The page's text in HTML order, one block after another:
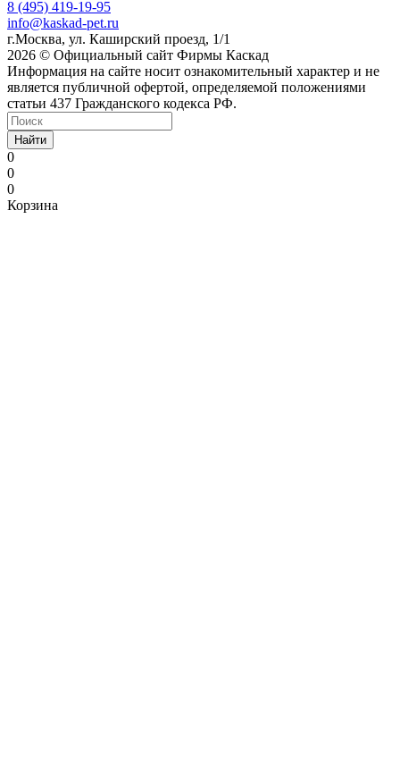
8 (495) 419-19-95
info@kaskad-pet.ru
г.Москва, ул. Каширский проезд, 1/1
2026 © Официальный сайт Фирмы Каскад
Информация на сайте носит ознакомительный характер и не
является публичной офертой, определяемой положениями
статьи 437 Гражданского кодекса РФ.
Найти
0
0
0
Корзина